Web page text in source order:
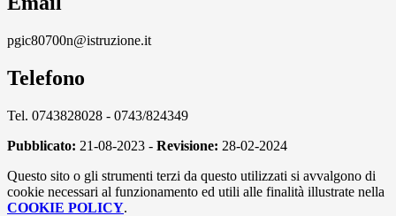
pgic80700n@istruzione.it
Telefono
Tel. 0743828028 - 0743/824349
Pubblicato: 21-08-2023 - Revisione: 28-02-2024
Questo sito o gli strumenti terzi da questo utilizzati si avvalgono di
cookie necessari al funzionamento ed utili alle finalità illustrate nella
COOKIE POLICY.